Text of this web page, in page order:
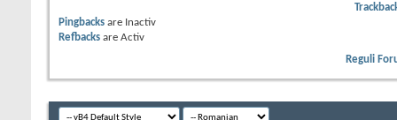
Pingbacks are Inactiv
Refbacks are Activ
Reguli